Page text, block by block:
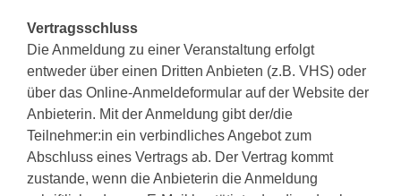
Vertragsschluss
Die Anmeldung zu einer Veranstaltung erfolgt
entweder über einen Dritten Anbieten (z.B. VHS) oder
über das Online-Anmeldeformular auf der Website der
Anbieterin. Mit der Anmeldung gibt der/die
Teilnehmer:in ein verbindliches Angebot zum
Abschluss eines Vertrags ab. Der Vertrag kommt
zustande, wenn die Anbieterin die Anmeldung